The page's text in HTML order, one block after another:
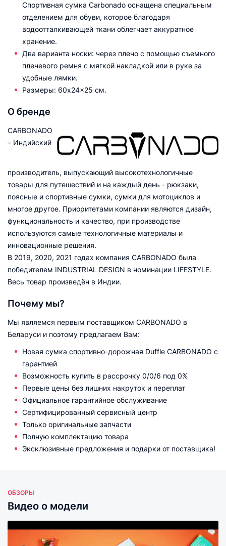
Спортивная сумка Carbonado оснащена специальным
отделением для обуви, которое благодаря
водоотталкивающей ткани облегчает аккуратное
хранение.
Два варианта носки: через плечо с помощью съемного
плечевого ремня с мягкой накладкой или в руке за
удобные лямки.
Размеры: 60x24x25 см.
О бренде
CARBONADO
– Индийский
производитель, выпускающий высокотехнологичные
товары для путешествий и на каждый день - рюкзаки,
поясные и спортивные сумки, сумки для мотоциклов и
многое другое. Приоритетами компании являются дизайн,
функциональность и качество, при производстве
используются самые технологичные материалы и
инновационные решения.
В 2019, 2020, 2021 годах компания CARBONADO была
победителем INDUSTRIAL DESIGN в номинации LIFESTYLE.
Весь товар произведён в Индии.
Почему мы?
Мы являемся первым поставщиком CARBONADO в
Беларуси и поэтому предлагаем Вам:
Новая сумка спортивно-дорожная Duffle CARBONADO с
гарантией
Возможность купить в рассрочку 0/0/6 под 0%
Первые цены без лишних накруток и переплат
Официальное гарантийное обслуживание
Сертифицированный сервисный центр
Только оригинальные запчасти
Полную комплектацию товара
Эксклюзивные предложения и подарки от поставщика!
ОБЗОРЫ
Видео о модели